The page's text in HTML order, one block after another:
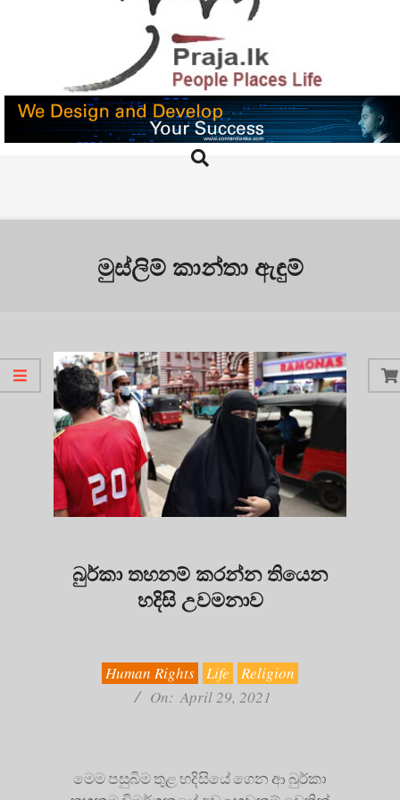
PRAJA.LK
Search
මුස්ලිම් කාන්තා ඇඳුම්
බුර්කා තහනම් කරන්න තියෙන
හදිසි උවමනාව
Human Rights Life
Religion
On: April 29, 2021
මෙම පසුබිම තුළ හදිසියේ ගෙන ආ බුර්කා